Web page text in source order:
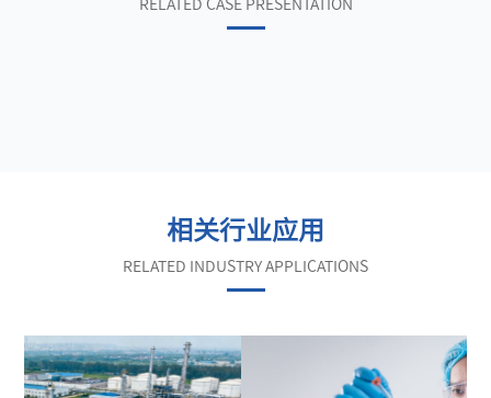
RELATED CASE PRESENTATION
相关行业应用
RELATED INDUSTRY APPLICATIONS